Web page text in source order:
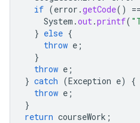
if (error .getCode() ==
System .out.printf(
} else {
throw e ;
}
throw e ;
} catch (Exception e)
{
throw e ;
}
return courseWork ;